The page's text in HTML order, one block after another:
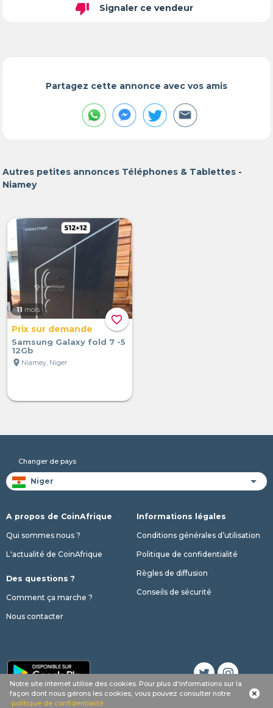
thumb_down Signaler ce vendeur
Partagez cette annonce avec vos amis
Autres petites annonces Téléphones & Tablettes -
Niamey
favorite_border
11 mois
Prix sur demande
Samsung Galaxy fold 7 -5
12Gb
location_on Niamey, Niger
phone Appel Whatsapp SMS
Notre site internet utilise des cookies. Pour plus d'informations sur la
façon dont nous gérons les cookies, vous pouvez consulter notre
politique de confidentialité
Changer de pays
A propos de CoinAfrique
Qui sommes nous ?
L'actualité de CoinAfrique
Des questions ?
Comment ça marche ?
Nous contacter
Informations légales
Conditions générales d’utilisation
Politique de confidentialité
Règles de diffusion
Conseils de sécurité
© 2017 - 2026 Copyright CoinAfrique